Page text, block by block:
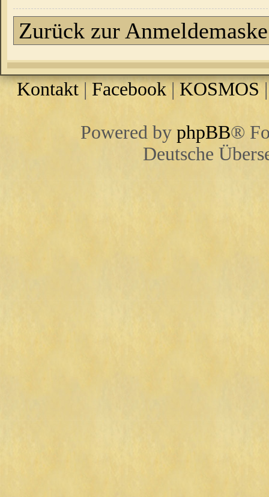
Zurück zur Anmeldemaske
Kontakt | Facebook| KOSMOS
Powered by phpBB®
Deutsche